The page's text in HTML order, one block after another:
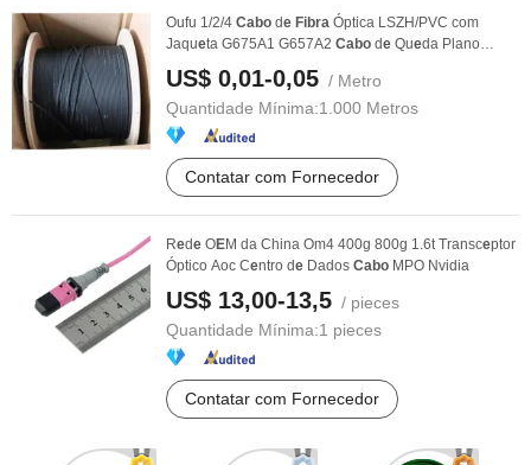
Oufu 1/2/4 Cabo de Fibra Óptica LSZH/PVC com
Jaqueta G675A1 G657A2 Cabo de Queda Plano
rno FTTH ...
US$ 0,01-0,05 / Metro
Quantidade Mínima:1.000 Metros
Contatar com Fornecedor
Rede OEM da China Om4 400g 800g 1.6t Transceptor
Óptico Aoc Centro de Dados Cabo MPO Nvidia
US$ 13,00-13,5 / pieces
Quantidade Mínima:1 pieces
Contatar com Fornecedor